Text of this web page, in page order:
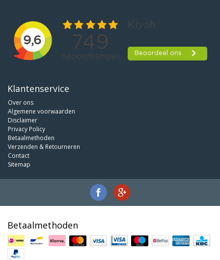
Klantenservice
Over ons
Algemene voorwaarden
Disclaimer
Privacy Policy
Betaalmethoden
Verzenden & Retourneren
Contact
Sitemap
Betaalmethoden